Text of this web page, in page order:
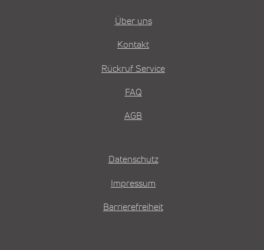
Über uns
Kontakt
Rückruf Service
FAQ
AGB
Datenschutz
Impressum
Barrierefreiheit